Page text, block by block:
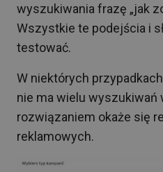
wyszukiwania frazę „jak
Wszystkie te podejścia i
testować.
W niektórych
nie ma wielu wyszukiwań
rozwiązaniem okaże się
reklamowych.